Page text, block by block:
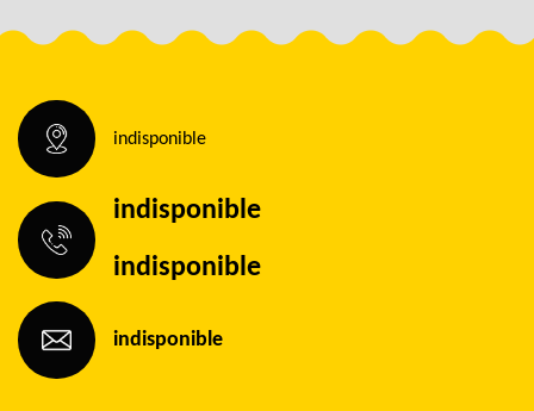
indisponible
indisponible
indisponible
indisponible